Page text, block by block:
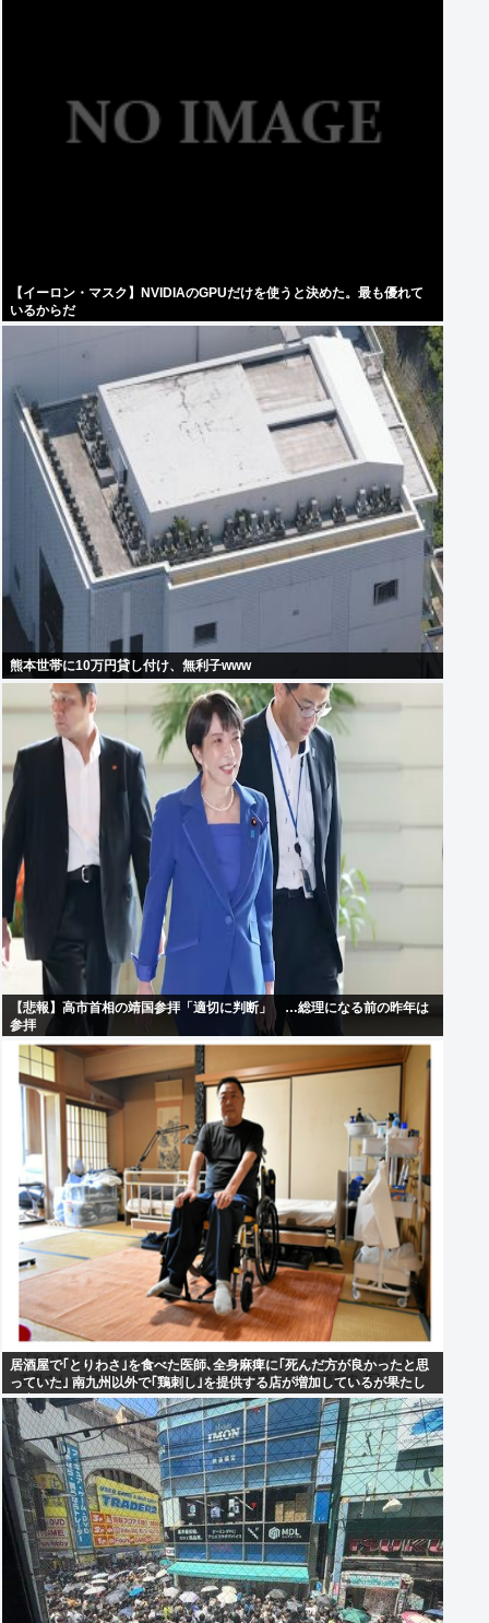
【イーロン・マスク】NVIDIAのGPUだけを使うと決めた。最も優れて
いるからだ
熊本世帯に10万円貸し付け、無利子www
【悲報】高市首相の靖国参拝「適切に判断」 …総理になる前の昨年は
参拝
居酒屋で｢とりわさ｣を食べた医師､全身麻痺に｢死んだ方が良かったと思
っていた｣ 南九州以外で｢鶏刺し｣を提供する店が増加しているが果たし
て安全なのか